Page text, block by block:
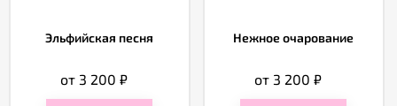
Эльфийская песня
от 3 200₽
Нежное очарование
от 3 200₽